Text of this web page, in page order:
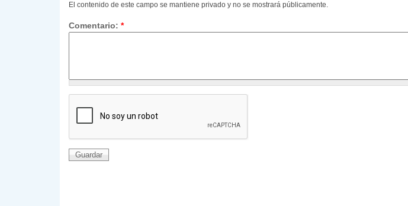
El contenido de este campo se mantiene privado y no se mostrará públicamente.
Comentario: *